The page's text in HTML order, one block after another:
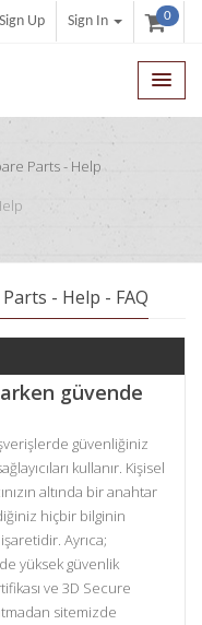
Sign Up Sign In 0
Parts - Help
- Help - FAQ
güvende
güvenliğiniz
kullanır. Kişisel
altında bir anahtar
hiçbir bilginin
Ayrıca;
yüksek güvenlik
ve 3D Secure
sitemizde